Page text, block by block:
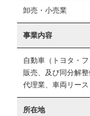
卸売・小売業
事業内容
自動車（トヨタ・
販売、及び同分解
代理業、車両リー
所在地